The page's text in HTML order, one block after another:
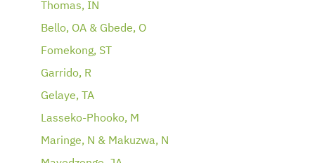
Thomas, IN
Bello, OA & Gbede, O
Fomekong, ST
Garrido, R
Gelaye, TA
Lasseko-Phooko, M
Maringe, N & Makuzwa, N